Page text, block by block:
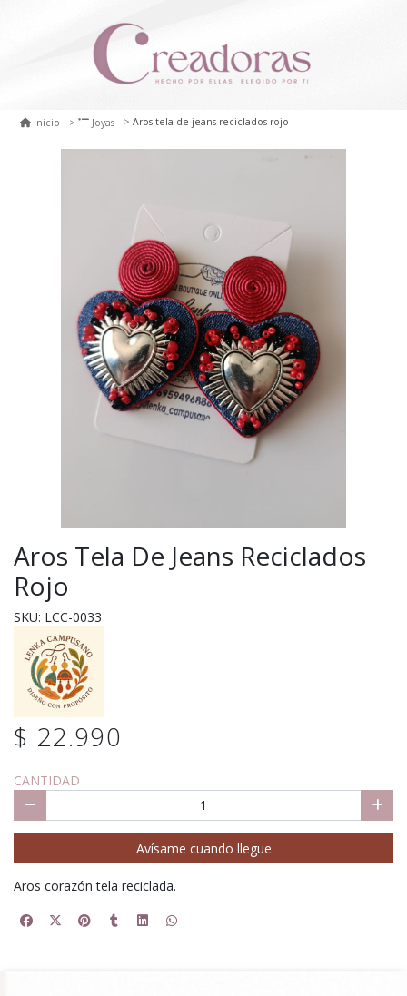
Inicio Joyas Aros tela de jeans reciclados rojo
Aros Tela De Jeans Reciclados
Rojo
SKU: LCC-0033
$ 22.990
CANTIDAD
Avísame cuando llegue
Aros corazón tela reciclada.